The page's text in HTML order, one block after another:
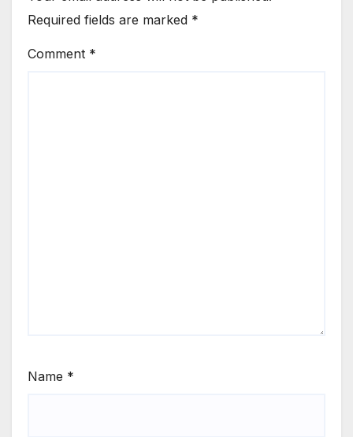
Required fields are marked *
Comment *
Name *